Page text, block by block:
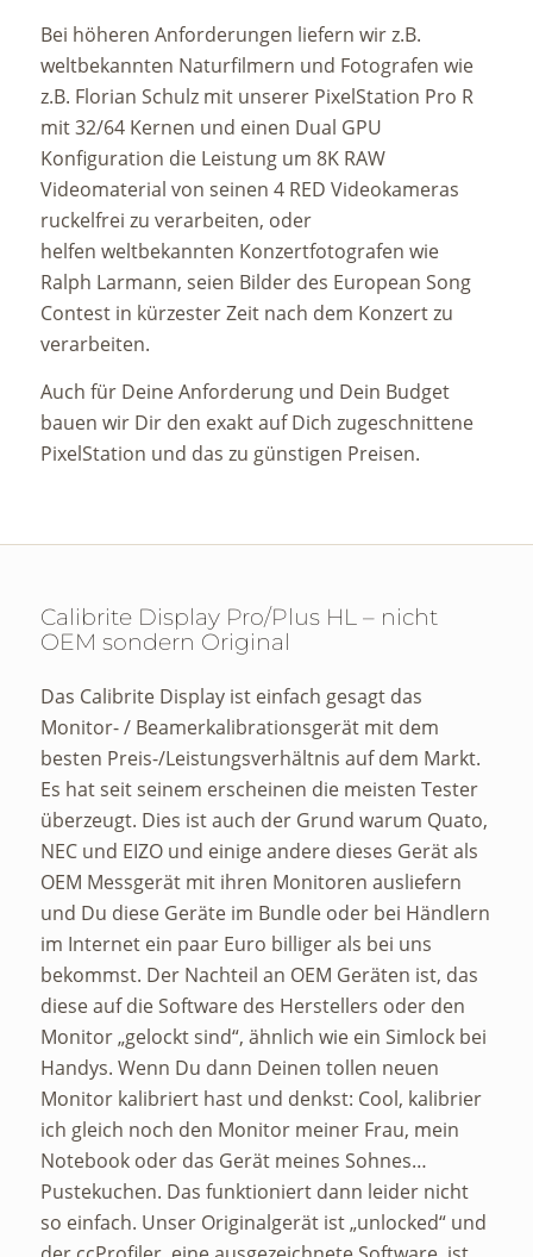
Bei höheren Anforderungen liefern wir z.B.
weltbekannten Naturfilmern und Fotografen wie
z.B. Florian Schulz mit unserer PixelStation Pro R
mit 32/64 Kernen und einen Dual GPU
Konfiguration die Leistung um 8K RAW
Videomaterial von seinen 4 RED Videokameras
ruckelfrei zu verarbeiten, oder
helfen weltbekannten Konzertfotografen wie
Ralph Larmann, seien Bilder des European Song
Contest in kürzester Zeit nach dem Konzert zu
verarbeiten.
Auch für Deine Anforderung und Dein Budget
bauen wir Dir den exakt auf Dich zugeschnittene
PixelStation und das zu günstigen Preisen.
Calibrite Display Pro/Plus HL – nicht
OEM sondern Original
Das Calibrite Display ist einfach gesagt das
Monitor- / Beamerkalibrationsgerät mit dem
besten Preis-/Leistungsverhältnis auf dem Markt.
Es hat seit seinem erscheinen die meisten Tester
überzeugt. Dies ist auch der Grund warum Quato,
NEC und EIZO und einige andere dieses Gerät als
OEM Messgerät mit ihren Monitoren ausliefern
und Du diese Geräte im Bundle oder bei Händlern
im Internet ein paar Euro billiger als bei uns
bekommst. Der Nachteil an OEM Geräten ist, das
diese auf die Software des Herstellers oder den
Monitor „gelockt sind“, ähnlich wie ein Simlock bei
Handys. Wenn Du dann Deinen tollen neuen
Monitor kalibriert hast und denkst: Cool, kalibrier
ich gleich noch den Monitor meiner Frau, mein
Notebook oder das Gerät meines Sohnes…
Pustekuchen. Das funktioniert dann leider nicht
so einfach. Unser Originalgerät ist „unlocked“ und